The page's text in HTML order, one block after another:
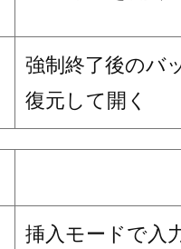
強制終了後のバ
復元して開く
挿入モードで入